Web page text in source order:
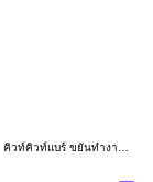
คิวท์คิวท์แบร์ ขยันทำงานนะคะ